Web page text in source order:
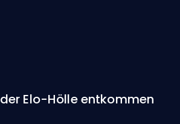
Elo-Hölle entkommen